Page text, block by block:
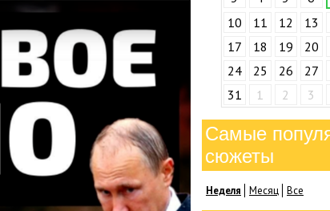
10
11 12 13
17
18 19 20
24
25 26 27
31
1 2 3
Самые
сюжеты
Неделя Месяц Все